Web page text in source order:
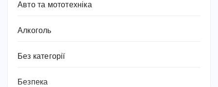
Авто та мототехніка
Алкоголь
Без категорії
Безпека